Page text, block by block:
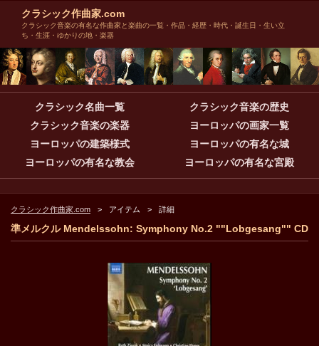
クラシック作曲家.com
クラシック音楽の有名な作曲家と楽曲の一覧・作品・経歴・時代・誕生日・生い立
ち・生涯・ゆかりの地・楽器
クラシック名曲一覧
クラシック音楽の歴史
クラシック音楽の楽器
ヨーロッパの画家一覧
ヨーロッパの建築様式
ヨーロッパの有名な城
ヨーロッパの有名な教会
ヨーロッパの有名な宮殿
クラシック作曲家.com アイテム 詳細
準メルクル Mendelssohn: Symphony No.2 ""Lobgesang"" CD